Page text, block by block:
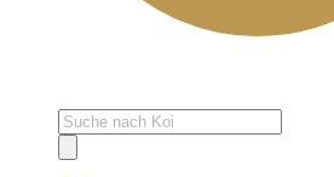
Products
search